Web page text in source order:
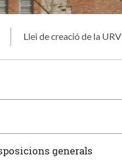
Llei de creació de la URV
generals